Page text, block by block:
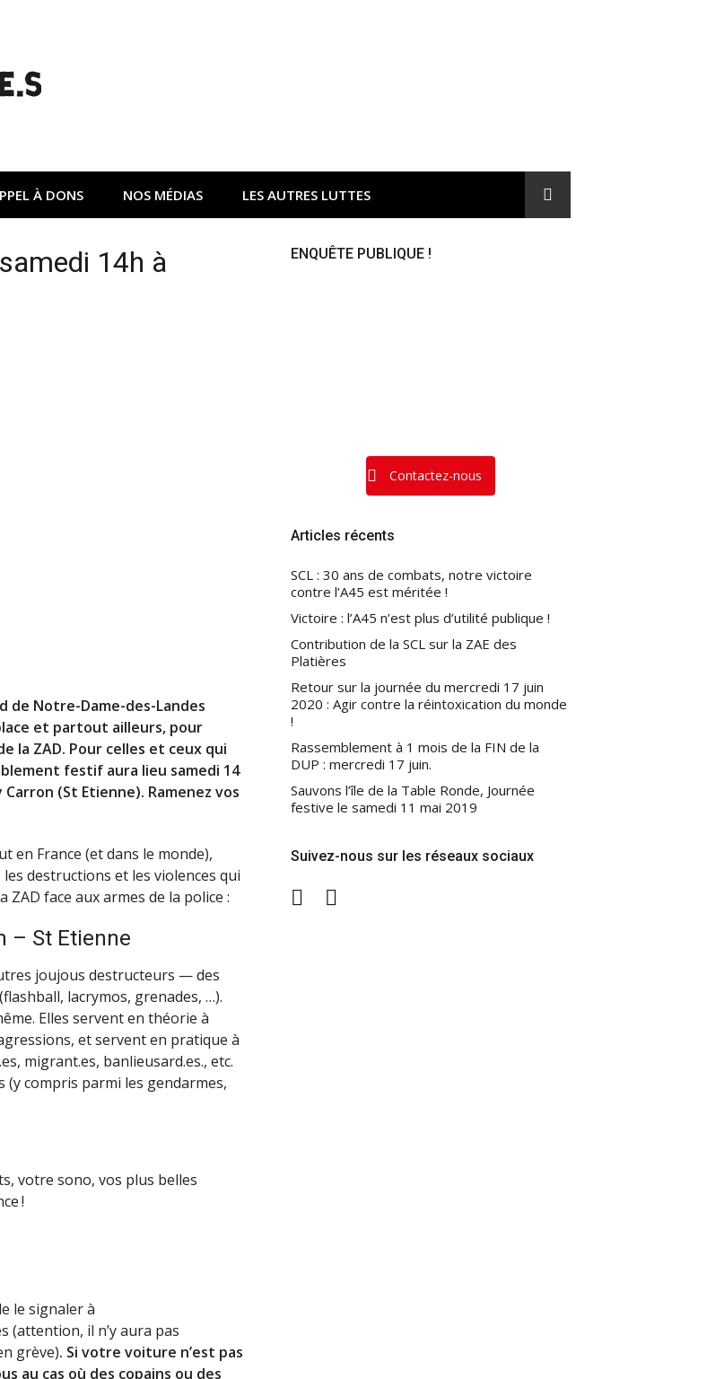
l'A45
À DONS NOS MÉDIAS LES AUTRES LUTTES
14h à
de Notre-Dame-des-Landes
et partout ailleurs, pour
la ZAD. Pour celles et ceux qui
festif aura lieu samedi 14
(St Etienne). Ramenez vos
en France (et dans le monde),
destructions et les violences qui
ZAD face aux armes de la police :
– St Etienne
joujous destructeurs — des
lacrymos, grenades, …).
Elles servent en théorie à
et servent en pratique à
migrant.es, banlieusard.es., etc.
(y compris parmi les gendarmes,
votre sono, vos plus belles
!
le signaler à
(attention, il n’y aura pas
grève). Si votre voiture n’est pas
au cas où des copains ou des
ENQUÊTE PUBLIQUE !
Contactez-nous
Articles récents
SCL : 30 ans de combats, notre victoire
contre l’A45 est méritée !
Victoire : l’A45 n’est plus d’utilité publique !
Contribution de la SCL sur la ZAE des
Platières
Retour sur la journée du mercredi 17 juin
2020 : Agir contre la réintoxication du monde
!
Rassemblement à 1 mois de la FIN de la
DUP : mercredi 17 juin.
Sauvons l’île de la Table Ronde, Journée
festive le samedi 11 mai 2019
Suivez-nous sur les réseaux sociaux
Twitter